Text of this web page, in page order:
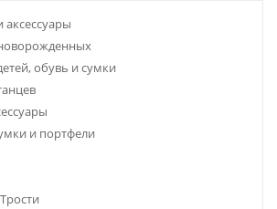
обувь и сумки
и портфели